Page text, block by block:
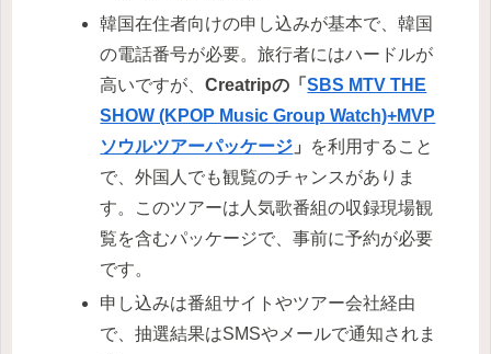
韓国在住者向けの申し込みが基本で、韓国
の電話番号が必要。旅行者にはハードルが
高いですが、Creatripの「SBS MTV THE
SHOW (KPOP Music Group Watch)+MVP
ソウルツアーパッケージ 」 を利用すること
で、外国人でも観覧のチャンスがありま
す。このツアーは人気歌番組の収録現場観
覧を含むパッケージで、事前に予約が必要
です。
申し込みは番組サイトやツアー会社経由
で、抽選結果はSMSやメールで通知されま